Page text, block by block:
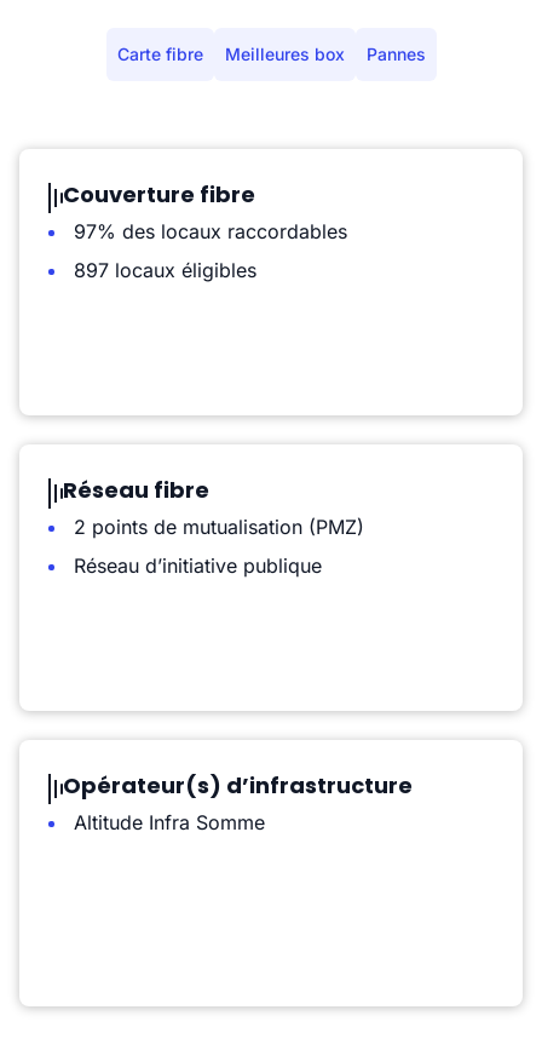
Carte fibre Meilleures box Pannes
Couverture fibre
97% des locaux raccordables
897 locaux éligibles
Réseau fibre
2 points de mutualisation (PMZ)
Réseau d’initiative publique
Opérateur(s) d’infrastructure
Altitude Infra Somme